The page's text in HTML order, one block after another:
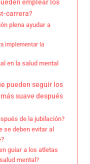
emplear los
carrera?
plena ayudar a
implementar la
en la salud mental
pueden seguir los
suave después
de la jubilación?
se deben evitar al
guiar a los atletas
mental?